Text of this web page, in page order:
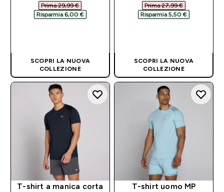
Prima 29,99 €‎
Risparmia 6,00 €‎
SCOPRI LA NUOVA
COLLEZIONE
Prima 27,99 €‎
Risparmia 5,50 €‎
SCOPRI LA NUOVA
COLLEZIONE
T-shirt a manica corta
T-shirt uomo MP